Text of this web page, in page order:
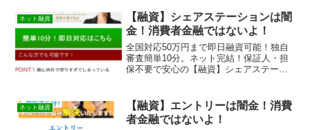
ネット融資
【融資】シェアステーションは闇
金！消費者金融ではないよ！
全国対応50万円まで即日融資可能！独自
審査簡単10分。ネット完結！保証人・担
保不要で安心の【融資】シェアステーシ
ールでお金を貸してもらえる消費者金融
などの貸金業者を探...
ネット融資
【融資】エントリーは闇金！消費
者金融ではないよ！